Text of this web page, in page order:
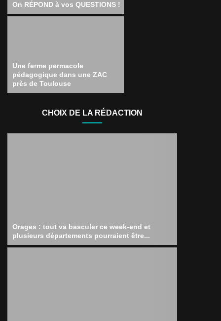
On RÉPOND à vos QUESTIONS !
Une ferme permacole
pédagogique dans une ZAC
près de Toulouse
CHOIX DE LA RÉDACTION
Orages : tout va basculer ce week-end et
plusieurs départements pourraient être...